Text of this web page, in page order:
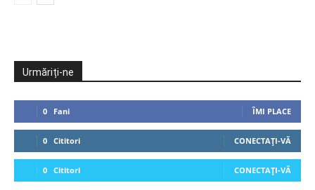
Urmăriți-ne
0 Fani ÎMI PLACE
0 Cititori CONECTAȚI-VĂ
0 Cititori CONECTAȚI-VĂ